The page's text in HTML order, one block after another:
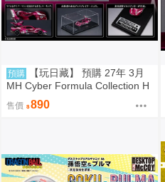
預購
【玩日藏】 預購 27年 3月
MH Cyber Formula Collection H
eritage Edition CFC HE 閃電霹
靂車 繼承之豹魂 美洲豹 Z-6 代理
售價 890